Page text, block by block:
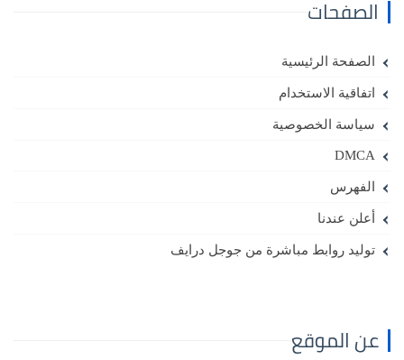
الصفحات
الصفحة الرئيسية
اتفاقية الاستخدام
سياسة الخصوصية
DMCA
الفهرس
أعلن عندنا
توليد روابط مباشرة من جوجل درايف
عن الموقع